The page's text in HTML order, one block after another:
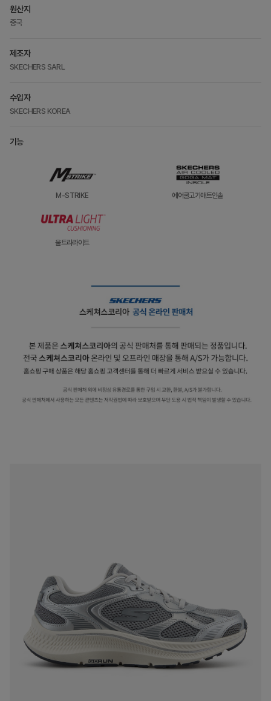
원산지
중국
제조자
SKECHERS SARL
수입자
SKECHERS KOREA
기능
M-STRIKE 에어쿨고가매트인솔
울트라라이트